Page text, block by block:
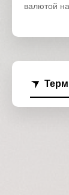
валютой на